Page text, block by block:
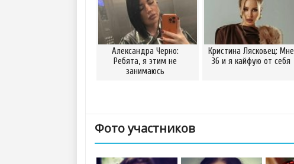
Александра Черно:
Ребята, я этим не
занимаюсь
Кристина Лясковец: Мне
36 и я кайфую от себя
Фото участников